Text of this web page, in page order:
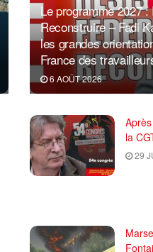
Le programme 2027
Reconstruire – Fadi
les grandes
France des
6 AOÛT 2026
la
29